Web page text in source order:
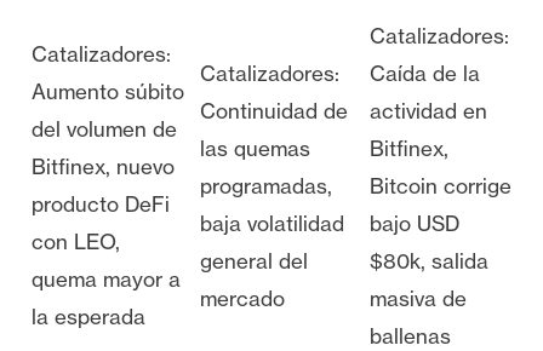
Catalizadores:
Aumento súbito
del volumen de
Bitfinex, nuevo
producto DeFi
con LEO,
quema mayor a
la esperada
Catalizadores:
Continuidad de
las quemas
programadas,
baja volatilidad
general del
mercado
Catalizadores:
Caída de la
actividad en
Bitfinex,
Bitcoin corrige
bajo USD
$80k, salida
masiva de
ballenas